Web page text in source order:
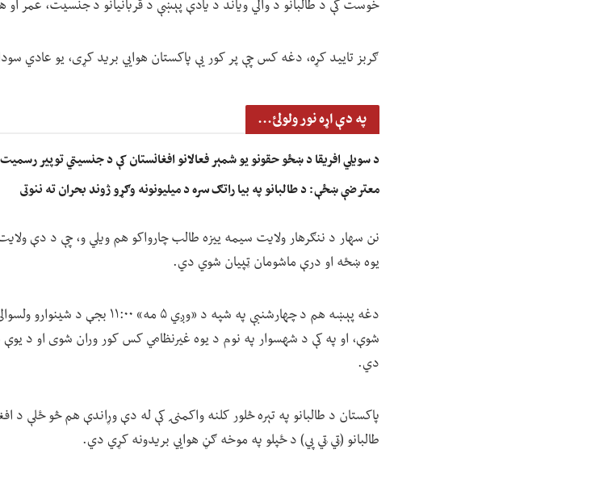
خوست کې د طالبانو د والي ویاند د یادې پېښې د قربانیانو د جنسیت، عمر
ګربز تایید کړه، دغه کس چې پر کور یې پاکستان هوايي برید کړی، یو عادي
په دې اړه نور ولولئ...
د سویلي افریقا د ښځو حقونو یو شمېر فعالانو افغانستان کې د جنسیتي توپیر رسمیت
معترضې ښځې: د طالبانو په بیا راتګ سره د میلیونونه وګړو ژوند بحران ته ننوتی
نن سهار د ننګرهار ولایت سیمه ییزه طالب چارواکو هم ویلي و، چې د دې
یوه ښځه او درې ماشومان ټپيان شوي دي.
دغه پېښه هم د چهارشنبې په شپه د
شوې، او په کې د شهسوار په نوم د یوه غیرنظامي کس کور وران شوی او د
دي.
پاکستان د طالبانو په تېره څلور کلنه واکمنۍ کې له دې وړاندې هم څو ځلې د
طالبانو (ټي ټي پي) د ځپلو په موخه ګڼ هوايي بریدونه کړي دي.